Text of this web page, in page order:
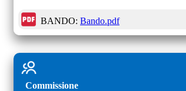
BANDO: Bando.pdf
Commissione